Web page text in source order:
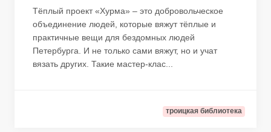
Тёплый проект «Хурма» – это добровольческое
объединение людей, которые вяжут тёплые и
практичные вещи для бездомных людей
Петербурга. И не только сами вяжут, но и учат
вязать других. Такие мастер-клас...
троицкая библиотека